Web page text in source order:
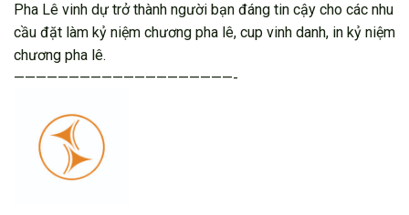
Pha Lê vinh dự trở thành người bạn đáng tin cậy cho các nhu
cầu đặt làm kỷ niệm chương pha lê, cup vinh danh, in kỷ niệm
chương pha lê.
————————————————————-